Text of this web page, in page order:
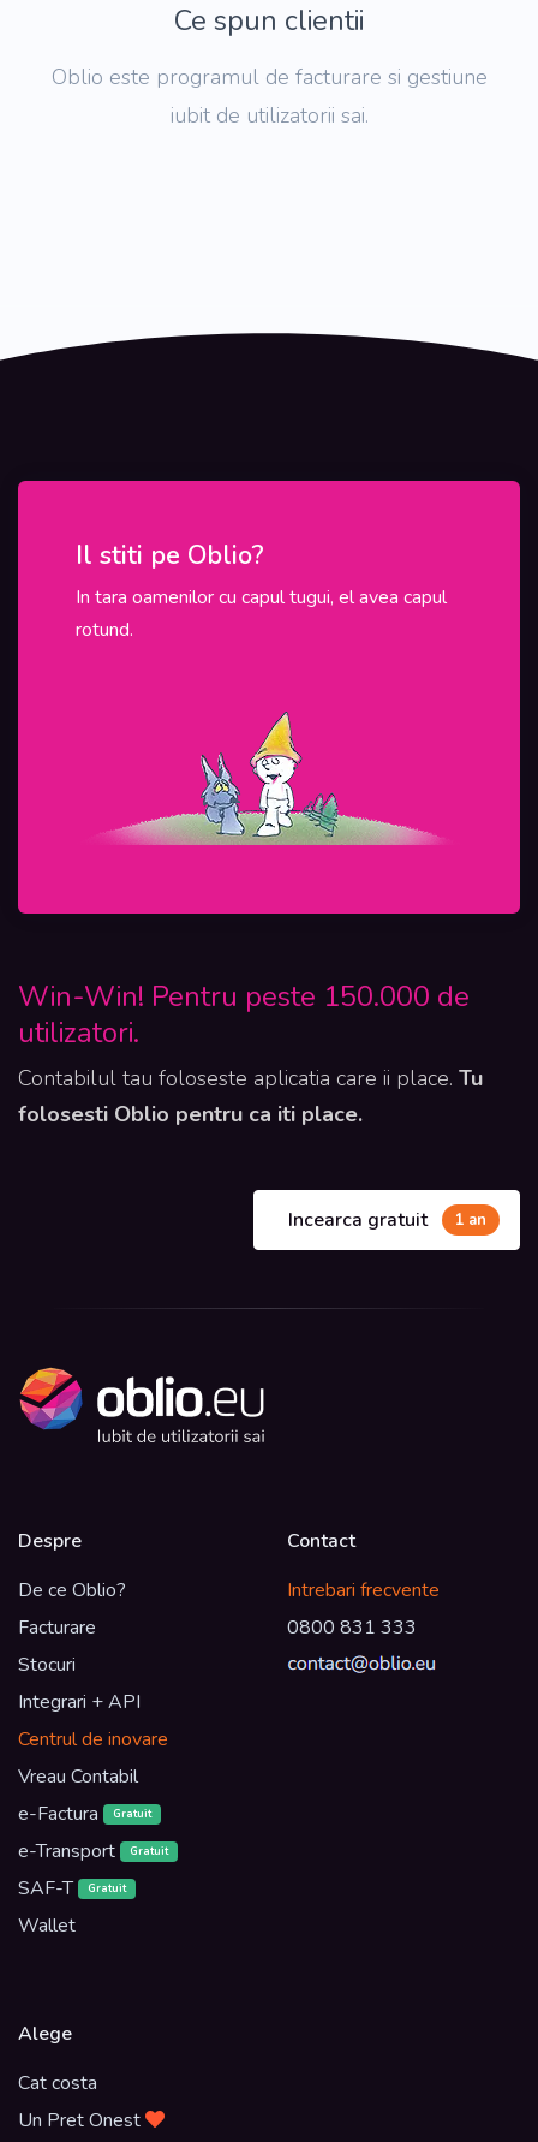
Ce spun clientii
Oblio este programul de facturare si gestiune
iubit de utilizatorii sai.
Il stiti pe Oblio?
In tara oamenilor cu capul tugui, el avea capul
rotund.
Win-Win! Pentru peste 150.000 de
utilizatori.
Contabilul tau foloseste aplicatia care ii place. Tu
folosesti Oblio pentru ca iti place.
Incearca gratuit 1 an
Despre
De ce Oblio?
Facturare
Stocuri
Integrari + API
Centrul de inovare
Vreau Contabil
e-Factura
Gratuit
e-Transport Gratuit
SAF-T Gratuit
Wallet
Contact
Intrebari frecvente
0800 831 333
Alege
Cat costa
Un Pret Onest